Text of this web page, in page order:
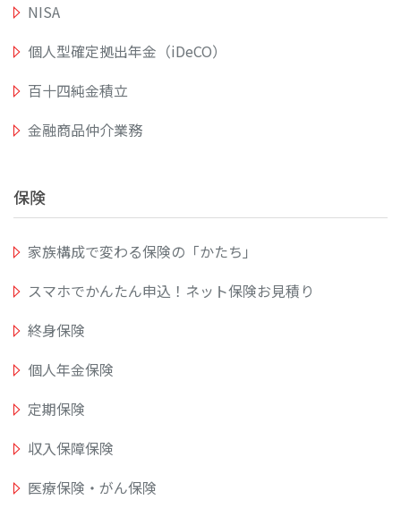
NISA
個人型確定拠出年金（iDeCO）
百十四純金積立
金融商品仲介業務
保険
家族構成で変わる保険の「かたち」
スマホでかんたん申込！ネット保険お見積り
終身保険
個人年金保険
定期保険
収入保障保険
医療保険・がん保険